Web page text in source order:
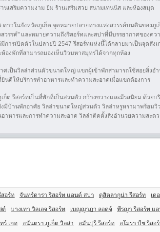
เสริมความงาม ยิม ร้านเสริมสวย สนามเทนนิส และห้องสมุด
ดาวในจังหวัดภูเก็ต จุดหมายปลายทางแห่งสวรรค์บนดินของภูเ
รรค์" และหมายความถึงรีสอร์ทและสปาที่มีบรรยากาศของคว
การเปิดตัวในปลายปี 2547 รีสอร์ทแห่งนี้ได้กลายมาเป็นจุดสัง
องพักที่สามารถมองเห็นวิวมหาสมุทรได้จากทุกห้อง
ศเป็นวิลล่าส่วนตัวขนาดใหญ่ แขกผู้เข้าพักสามารถใช้สอยสิ่งอ
นดีให้บริการทำอาหารและทำความสะอาดเมื่อแขกต้องการ
ต รีสอร์ทเป็นที่พักที่เป็นส่วนตัว กว้างขวางและมีรสนิยม ด้วยบ
งมีบ้านพักอาศัย วิลล่าขนาดใหญ่ส่วนตัว วิลล่าหรูหรามาพร้อม
าหารและการทำความสะอาด วิลล่าติดตั้งสิ่งอำนวยความสะด
สอร์ท จันทร์ดารา รีสอร์ท แอนด์ สปา ดุสิตลากูน่า รีสอร์ท เด
ต์ บางเทา วิลเลจ รีสอร์ท เบญญาฎา ลอดจ์ พีรญา รีสอร์ท แ
ร์ เกท อนันตรา ภูเก็ต วิลล่า อมันปุรี รีสอร์ท อโมรา บีช รีสอ